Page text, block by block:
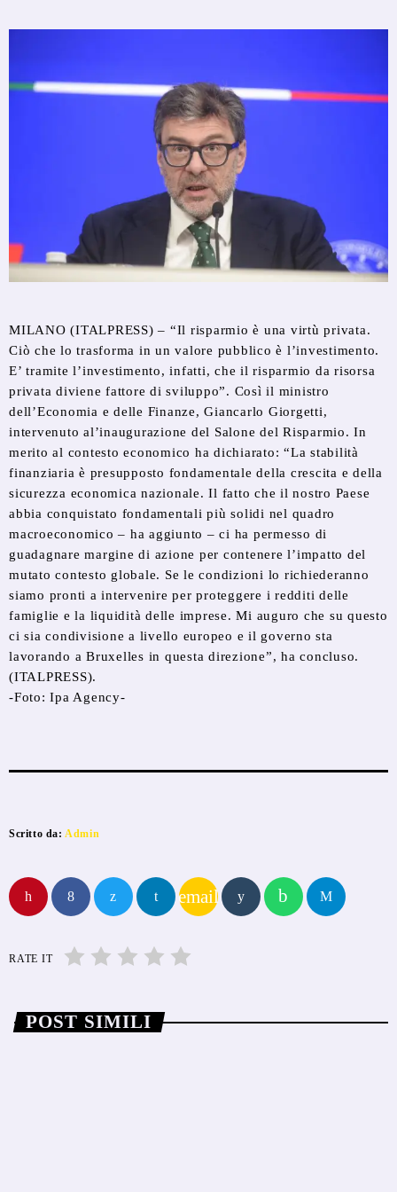
MILANO (ITALPRESS) – “Il risparmio è una virtù privata.
Ciò che lo trasforma in un valore pubblico è l’investimento.
E’ tramite l’investimento, infatti, che il risparmio da risorsa
privata diviene fattore di sviluppo”. Così il ministro
dell’Economia e delle Finanze, Giancarlo Giorgetti,
intervenuto al’inaugurazione del Salone del Risparmio. In
merito al contesto economico ha dichiarato: “La stabilità
finanziaria è presupposto fondamentale della crescita e della
sicurezza economica nazionale. Il fatto che il nostro Paese
abbia conquistato fondamentali più solidi nel quadro
macroeconomico – ha aggiunto – ci ha permesso di
guadagnare margine di azione per contenere l’impatto del
mutato contesto globale. Se le condizioni lo richiederanno
siamo pronti a intervenire per proteggere i redditi delle
famiglie e la liquidità delle imprese. Mi auguro che su questo
ci sia condivisione a livello europeo e il governo sta
lavorando a Bruxelles in questa direzione”, ha concluso.
(ITALPRESS).
-Foto: Ipa Agency-
Scritto da: Admin
email
RATE IT
POST SIMILI